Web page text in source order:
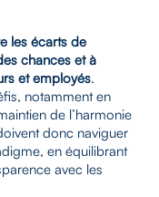
les écarts de
chances et à
et employés.
notamment en
de l’harmonie
donc naviguer
en équilibrant
avec les